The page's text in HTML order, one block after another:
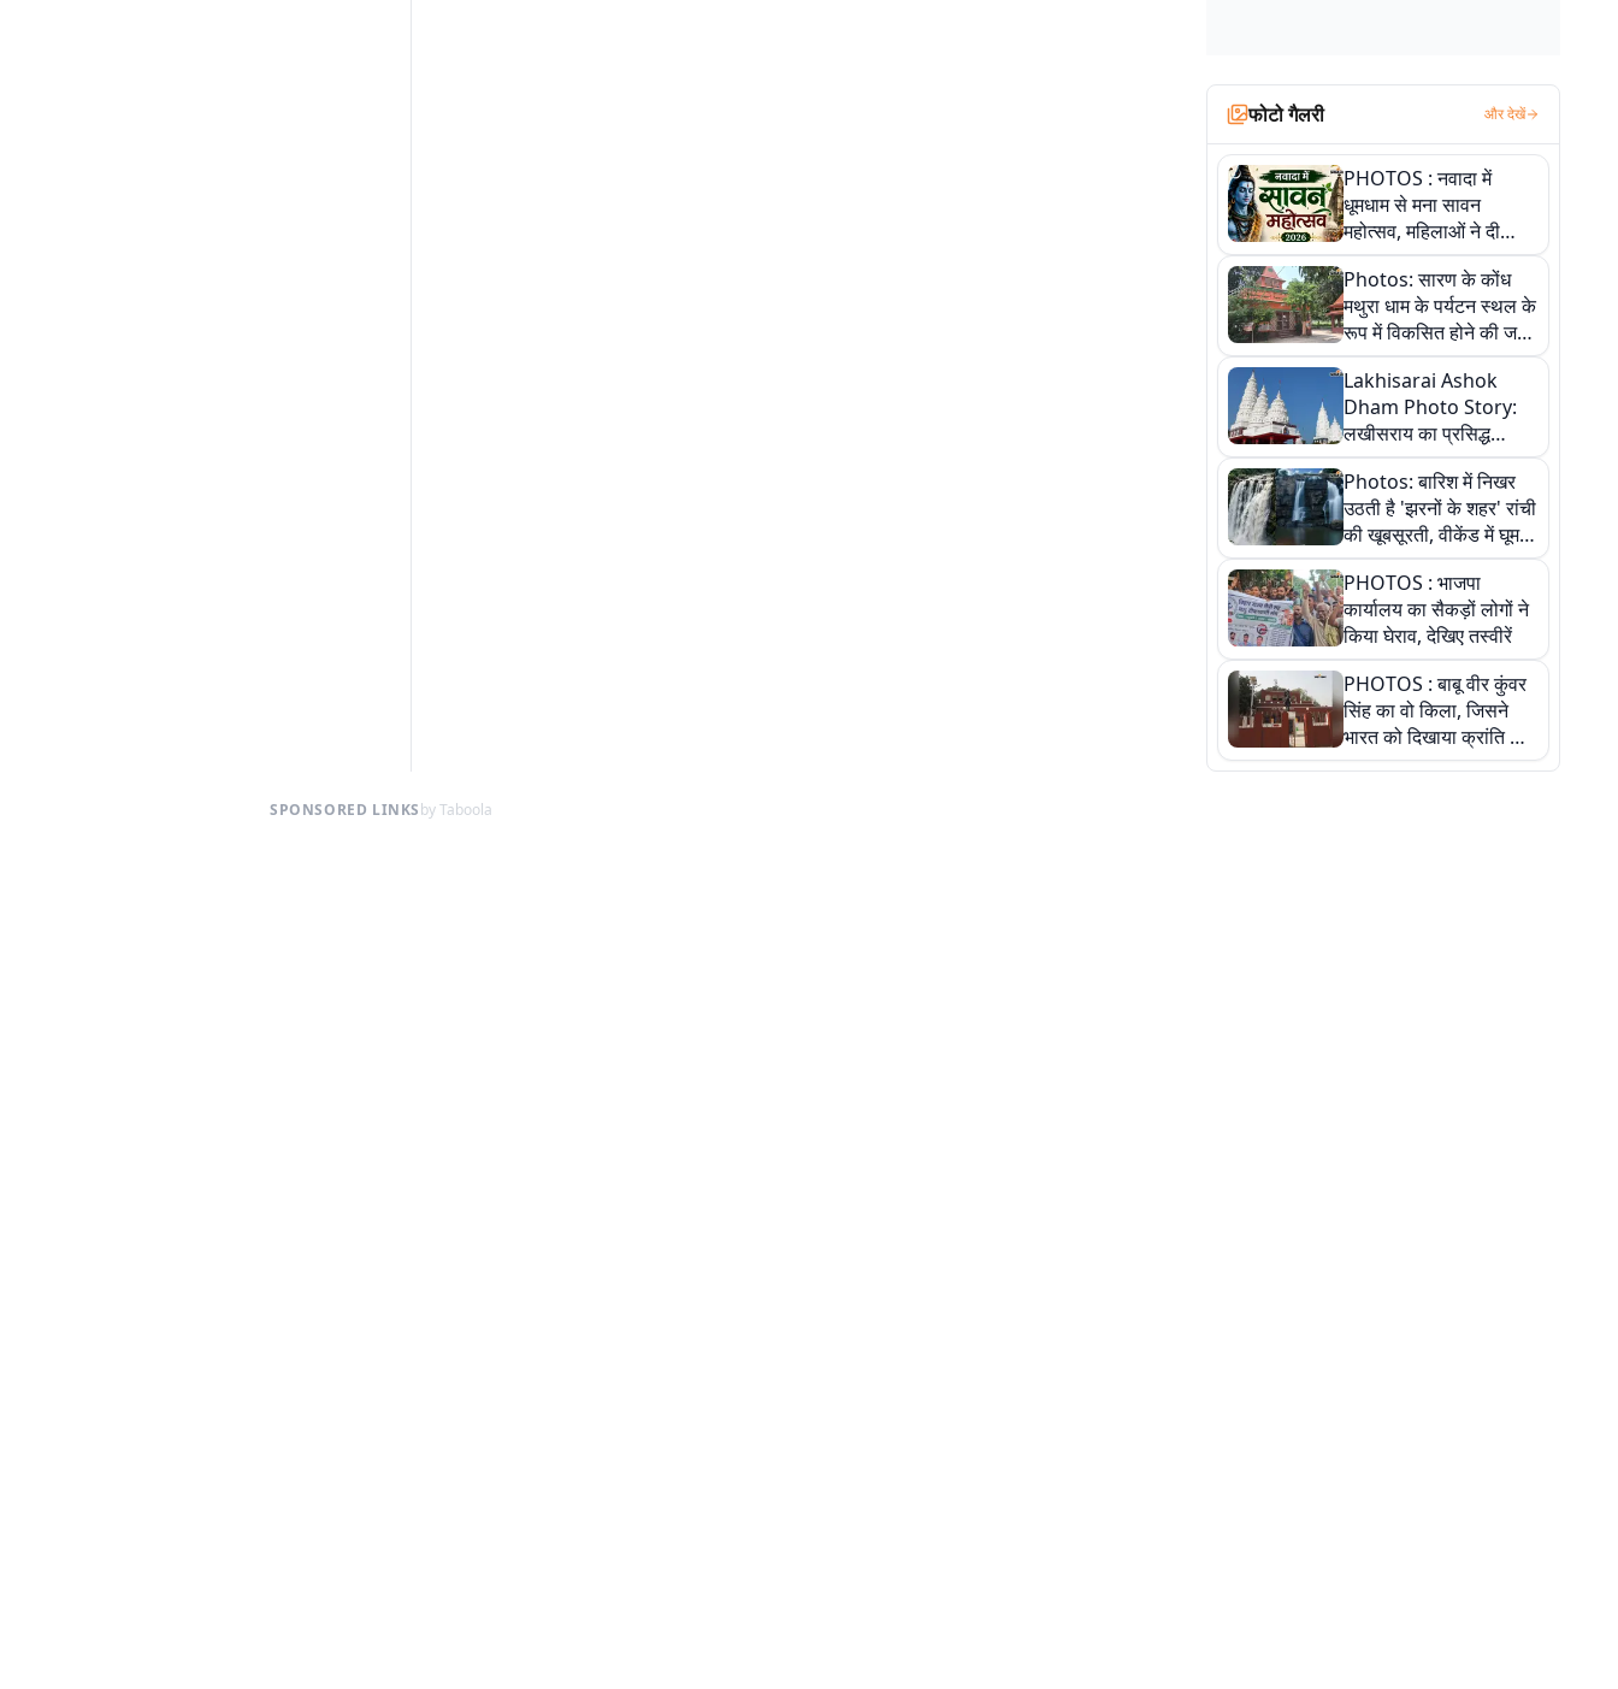
फोटो गैलरी और देखें
PHOTOS : नवादा में
धूमधाम से मना सावन
महोत्सव, महिलाओं ने दी
सांस्कृतिक प्रस्तुतियां
Photos: सारण के कोंध
मथुरा धाम के पर्यटन स्थल के
रूप में विकसित होने की जगी
आस, 9 तस्वीरों में देखें पूरी
कहानी
Lakhisarai Ashok
Dham Photo Story:
लखीसराय का प्रसिद्ध
अशोक धाम—आस्था,
श्रृंगार, अनुष्ठान और
अलौकिक संध्या आरती के
विहंगम दृश्य
Photos: बारिश में निखर
उठती है 'झरनों के शहर' रांची
की खूबसूरती, वीकेंड में घूम
आएं ये 5 वादियां
PHOTOS : भाजपा
कार्यालय का सैकड़ों लोगों ने
किया घेराव, देखिए तस्वीरें
PHOTOS : बाबू वीर कुंवर
सिंह का वो किला, जिसने
भारत को दिखाया क्रांति का
रास्ता: तस्वीरों में देखिए
SPONSORED LINKSby Taboola